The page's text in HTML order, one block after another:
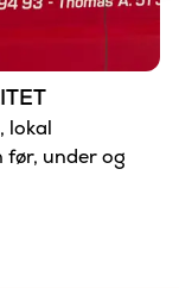
lokal
under og